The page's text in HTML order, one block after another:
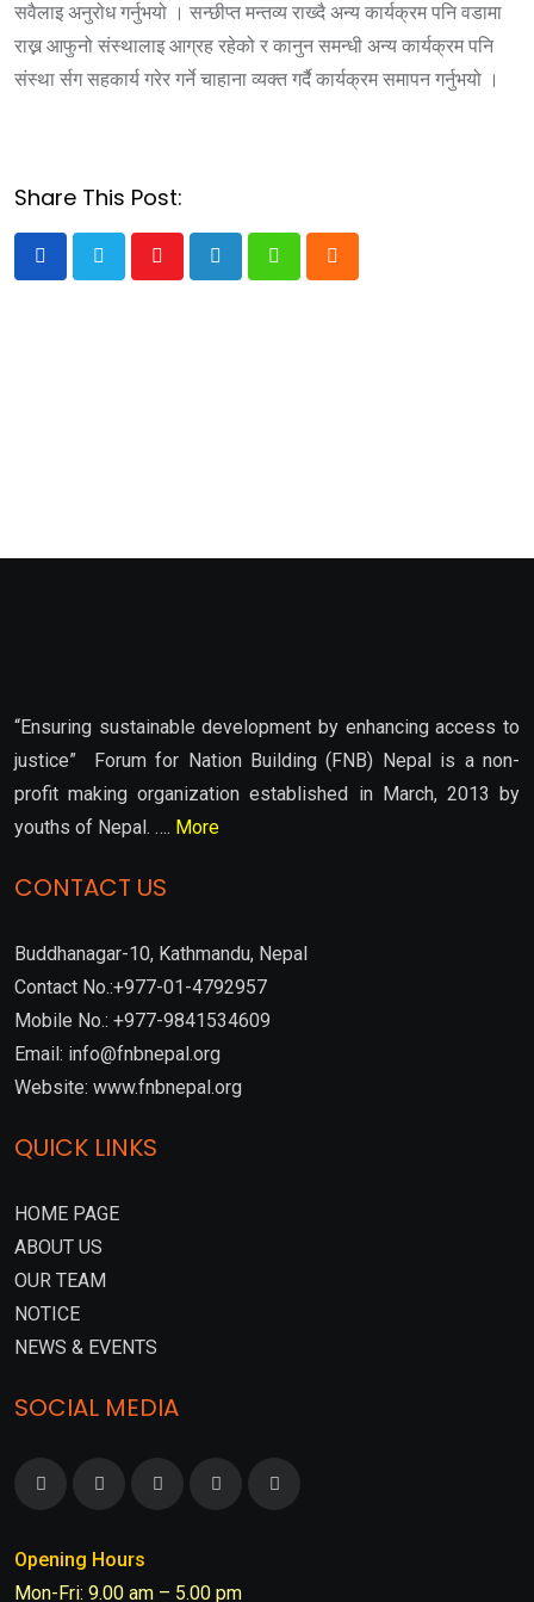
सवैलाइ अनुरोध गर्नुभयो । सन्छीप्त मन्तव्य राख्दै अन्य कार्यक्रम पनि वडामा
राख्न आफुनो संस्थालाइ आग्रह रहेको र कानुन समन्धी अन्य कार्यक्रम पनि
संस्था र्सग सहकार्य गरेर गर्ने चाहाना व्यक्त गर्दै कार्यक्रम समापन गर्नुभयो ।
Share This Post:
“Ensuring sustainable development by enhancing access to
justice” Forum for Nation Building (FNB) Nepal is a non-
profit making organization established in March, 2013 by
youths of Nepal. …. More
CONTACT US
Buddhanagar-10, Kathmandu, Nepal
Contact No.:+977-01-4792957
Mobile No.: +977-9841534609
Email: info@fnbnepal.org
Website: www.fnbnepal.org
QUICK LINKS
HOME PAGE
ABOUT US
OUR TEAM
NOTICE
NEWS & EVENTS
SOCIAL MEDIA
Opening Hours
Mon-Fri: 9.00 am – 5.00 pm